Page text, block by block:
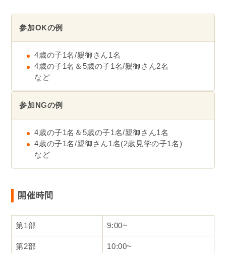
参加OKの例
4歳の子1名/親御さん1名
4歳の子1名＆5歳の子1名/親御さん2名
など
参加NGの例
4歳の子1名＆5歳の子1名/親御さん1名
4歳の子1名/親御さん1名(2歳見学の子1名)
など
開催時間
第1部 9:00~
第2部 10:00~